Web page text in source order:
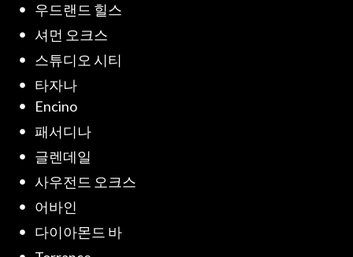
우드랜드 힐스
셔먼 오크스
스튜디오 시티
타자나
Encino
패서디나
글렌데일
사우전드 오크스
어바인
다이아몬드 바